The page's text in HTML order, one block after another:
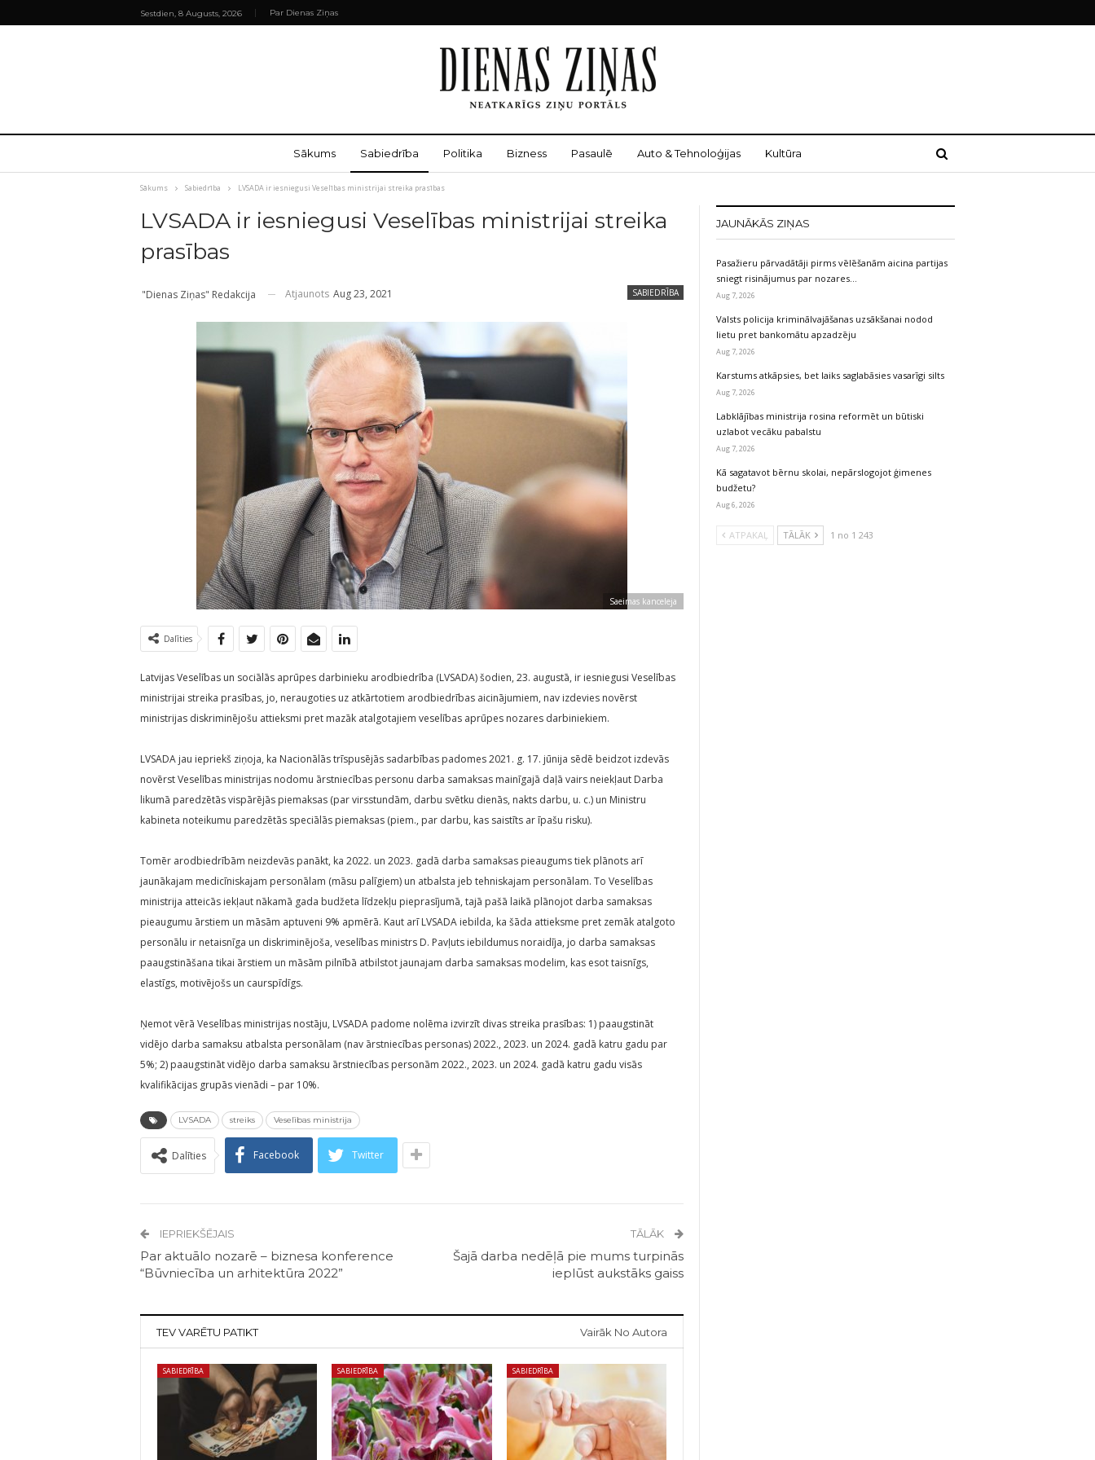
Sestdien, 8 Augusts, 2026 Par Dienas Ziņas
Sākums Sabiedrība Politika Bizness Pasaulē Auto & Tehnoloģijas Kultūra
Sākums Sabiedrība LVSADA ir iesniegusi Veselības ministrijai streika prasības
LVSADA ir iesniegusi Veselības ministrijai streika
prasības
SABIEDRĪBA
"Dienas Ziņas" Redakcija Atjaunots Aug 23, 2021
Saeimas kanceleja
Dalīties
Latvijas Veselības un sociālās aprūpes darbinieku arodbiedrība (LVSADA) šodien, 23. augustā, ir iesniegusi Veselības
ministrijai streika prasības, jo, neraugoties uz atkārtotiem arodbiedrības aicinājumiem, nav izdevies novērst
ministrijas diskriminējošu attieksmi pret mazāk atalgotajiem veselības aprūpes nozares darbiniekiem.
LVSADA jau iepriekš ziņoja, ka Nacionālās trīspusējās sadarbības padomes 2021. g. 17. jūnija sēdē beidzot izdevās
novērst Veselības ministrijas nodomu ārstniecības personu darba samaksas mainīgajā daļā vairs neiekļaut Darba
likumā paredzētās vispārējās piemaksas (par virsstundām, darbu svētku dienās, nakts darbu, u. c.) un Ministru
kabineta noteikumu paredzētās speciālās piemaksas (piem., par darbu, kas saistīts ar īpašu risku).
Tomēr arodbiedrībām neizdevās panākt, ka 2022. un 2023. gadā darba samaksas pieaugums tiek plānots arī
jaunākajam medicīniskajam personālam (māsu palīgiem) un atbalsta jeb tehniskajam personālam. To Veselības
ministrija atteicās iekļaut nākamā gada budžeta līdzekļu pieprasījumā, tajā pašā laikā plānojot darba samaksas
pieaugumu ārstiem un māsām aptuveni 9% apmērā. Kaut arī LVSADA iebilda, ka šāda attieksme pret zemāk atalgoto
personālu ir netaisnīga un diskriminējoša, veselības ministrs D. Pavļuts iebildumus noraidīja, jo darba samaksas
paaugstināšana tikai ārstiem un māsām pilnībā atbilstot jaunajam darba samaksas modelim, kas esot taisnīgs,
elastīgs, motivējošs un caurspīdīgs.
Ņemot vērā Veselības ministrijas nostāju, LVSADA padome nolēma izvirzīt divas streika prasības: 1) paaugstināt
vidējo darba samaksu atbalsta personālam (nav ārstniecības personas) 2022., 2023. un 2024. gadā katru gadu par
5%; 2) paaugstināt vidējo darba samaksu ārstniecības personām 2022., 2023. un 2024. gadā katru gadu visās
kvalifikācijas grupās vienādi – par 10%.
LVSADA streiks Veselības ministrija
Dalīties Facebook Twitter
IEPRIEKŠĒJAIS
Par aktuālo nozarē – biznesa konference
“Būvniecība un arhitektūra 2022”
TĀLĀK
Šajā darba nedēļā pie mums turpinās
ieplūst aukstāks gaiss
TEV VARĒTU PATIKT Vairāk No Autora
SABIEDRĪBA SABIEDRĪBA SABIEDRĪBA
JAUNĀKĀS ZIŅAS
Pasažieru pārvadātāji pirms vēlēšanām aicina partijas
sniegt risinājumus par nozares…
Aug 7, 2026
Valsts policija kriminālvajāšanas uzsākšanai nodod
lietu pret bankomātu apzadzēju
Aug 7, 2026
Karstums atkāpsies, bet laiks saglabāsies vasarīgi silts
Aug 7, 2026
Labklājības ministrija rosina reformēt un būtiski
uzlabot vecāku pabalstu
Aug 7, 2026
Kā sagatavot bērnu skolai, nepārslogojot ģimenes
budžetu?
Aug 6, 2026
ATPAKAĻ TĀLĀK 1 no 1 243